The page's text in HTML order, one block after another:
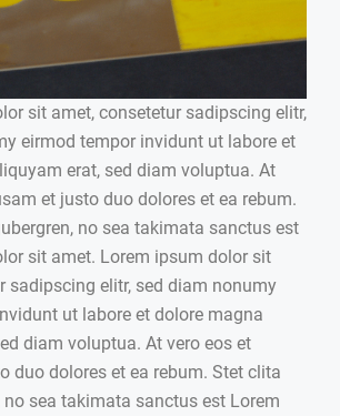
sit amet, consetetur sadipscing elitr,
eirmod tempor invidunt ut labore et
erat, sed diam voluptua. At
et justo duo dolores et ea rebum.
no sea takimata sanctus est
sit amet. Lorem ipsum dolor sit
sadipscing elitr, sed diam nonumy
ut labore et dolore magna
diam voluptua. At vero eos et
duo dolores et ea rebum. Stet clita
no sea takimata sanctus est Lorem